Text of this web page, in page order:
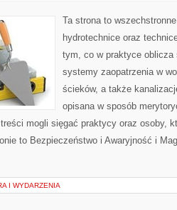
Ta strona to
hydrotechnice oraz
tym, co w praktyce
systemy zaopatrzenia w
ścieków, a także
opisana w sposób
mogli sięgać praktycy oraz osoby,
to Bezpieczeństwo i Awaryjność i
I WYDARZENIA